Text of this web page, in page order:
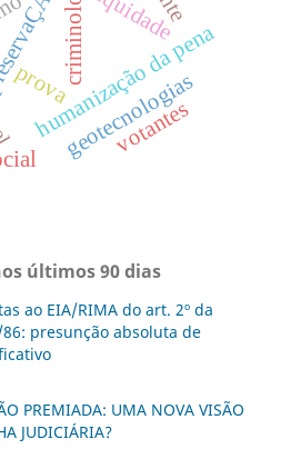
criminologia
humanização da pena
equidade
geotecnologias
prova
votantes
últimos 90 dias
ao EIA/RIMA do art. 2º da
86: presunção absoluta de
PREMIADA: UMA NOVA VISÃO
JUDICIÁRIA?